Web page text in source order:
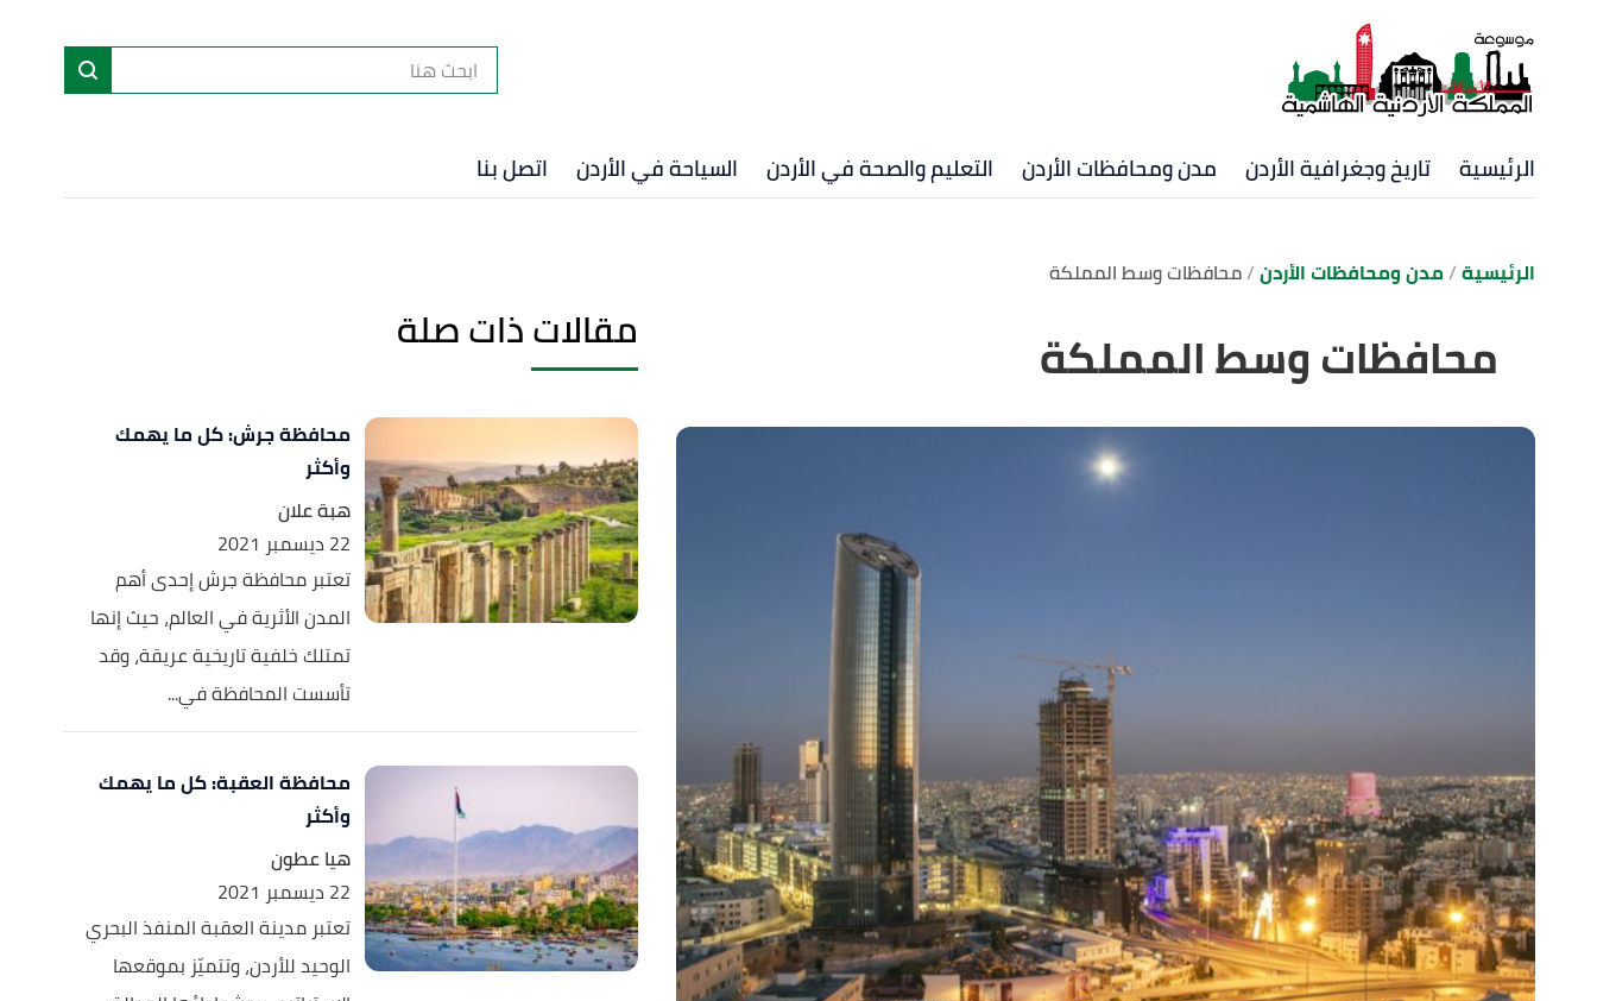
الرئيسية تاريخ وجغرافية الأردن مدن ومحافظات الأردن التعليم والصحة في الأردن السياحة في الأردن اتصل بنا
الرئيسية مدن ومحافظات الأردن محافظات وسط المملكة
محافظات وسط المملكة مقالات ذات صلة
محافظة جرش: كل ما يهمك
وأكثر
هبة علان
22 ديسمبر 2021
تعتبر محافظة جرش إحدى أهم
المدن الأثرية في العالم، حيث إنها
تمتلك خلفية تاريخية عريقة، وقد
تأسست المحافظة في...
محافظة العقبة: كل ما يهمك
وأكثر
هيا عطون
22 ديسمبر 2021
تعتبر مدينة العقبة المنفذ البحري
الوحيد للأردن، وتتميّز بموقعها